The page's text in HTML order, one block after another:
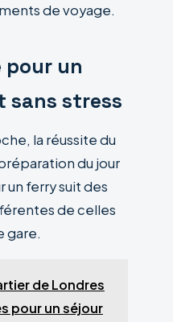
de voyage.
pour un
sans stress
la réussite du
du jour
un ferry suit des
de celles
gare.
de Londres
pour un séjour